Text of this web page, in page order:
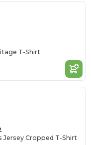
T-Shirt
Jersey Cropped T-Shirt